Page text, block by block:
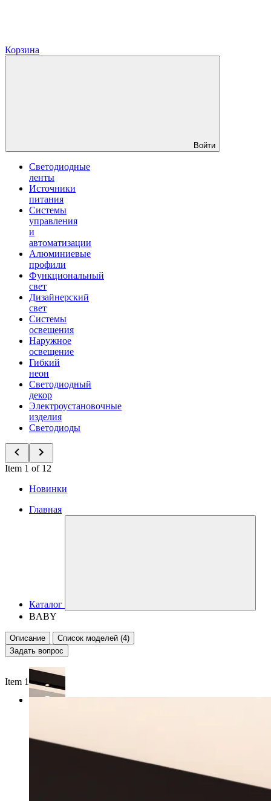
Корзина
Войти
Светодиодные
ленты
Источники
питания
Системы
управления
и
автоматизации
Алюминиевые
профили
Функциональный
свет
Дизайнерский
свет
Системы
освещения
Наружное
освещение
Гибкий
неон
Светодиодный
декор
Электроустановочные
изделия
Светодиоды
Item 1 of 12
Новинки
Главная
Каталог
BABY
Описание
Список моделей (4)
Задать вопрос
Item 1 of 2